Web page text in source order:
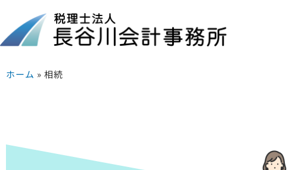
ホーム » 相続